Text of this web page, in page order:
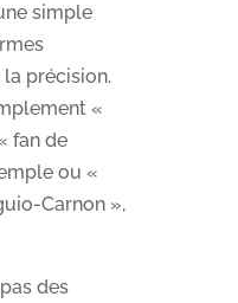
simple
précision.
«
fan de
ou «
Carnon »,
des